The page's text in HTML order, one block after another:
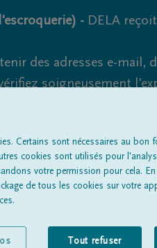
- DELA
des adresses e-
soigneusement
tentatives
les avis de décèsÀ propos de
Certains sont nécessaires au bon
cookies sont utilisés pour
votre permission pour cela.
de tous les cookies sur votre
Tout refuser